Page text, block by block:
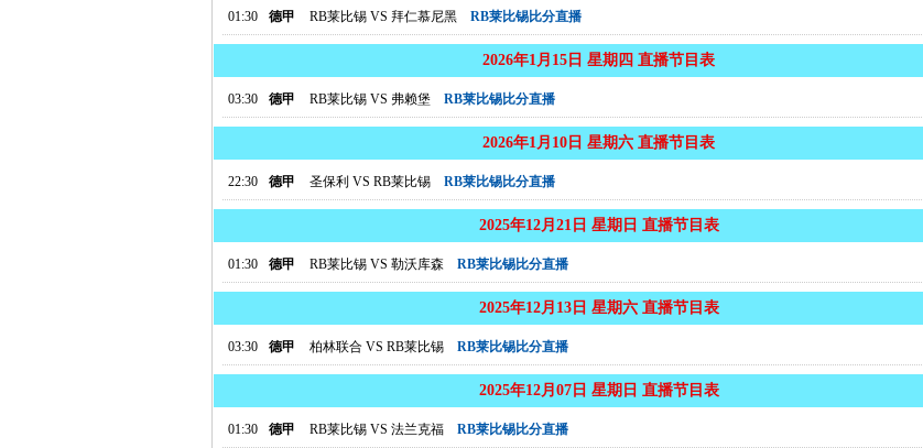
01:30 德甲 RB莱比锡 VS 拜仁慕尼黑 RB莱比锡比分直播
2026年1月15日 星期四 直播节目表
03:30 德甲 RB莱比锡 VS 弗赖堡 RB莱比锡比分直播
2026年1月10日 星期六 直播节目表
22:30 德甲 圣保利 VS RB莱比锡 RB莱比锡比分直播
2025年12月21日 星期日 直播节目表
01:30 德甲 RB莱比锡 VS 勒沃库森 RB莱比锡比分直播
2025年12月13日 星期六 直播节目表
03:30 德甲 柏林联合 VS RB莱比锡 RB莱比锡比分直播
2025年12月07日 星期日 直播节目表
01:30 德甲 RB莱比锡 VS 法兰克福 RB莱比锡比分直播